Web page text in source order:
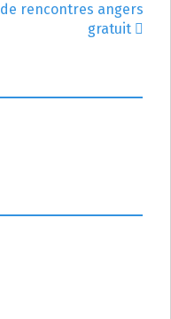
rencontres angers
gratuit